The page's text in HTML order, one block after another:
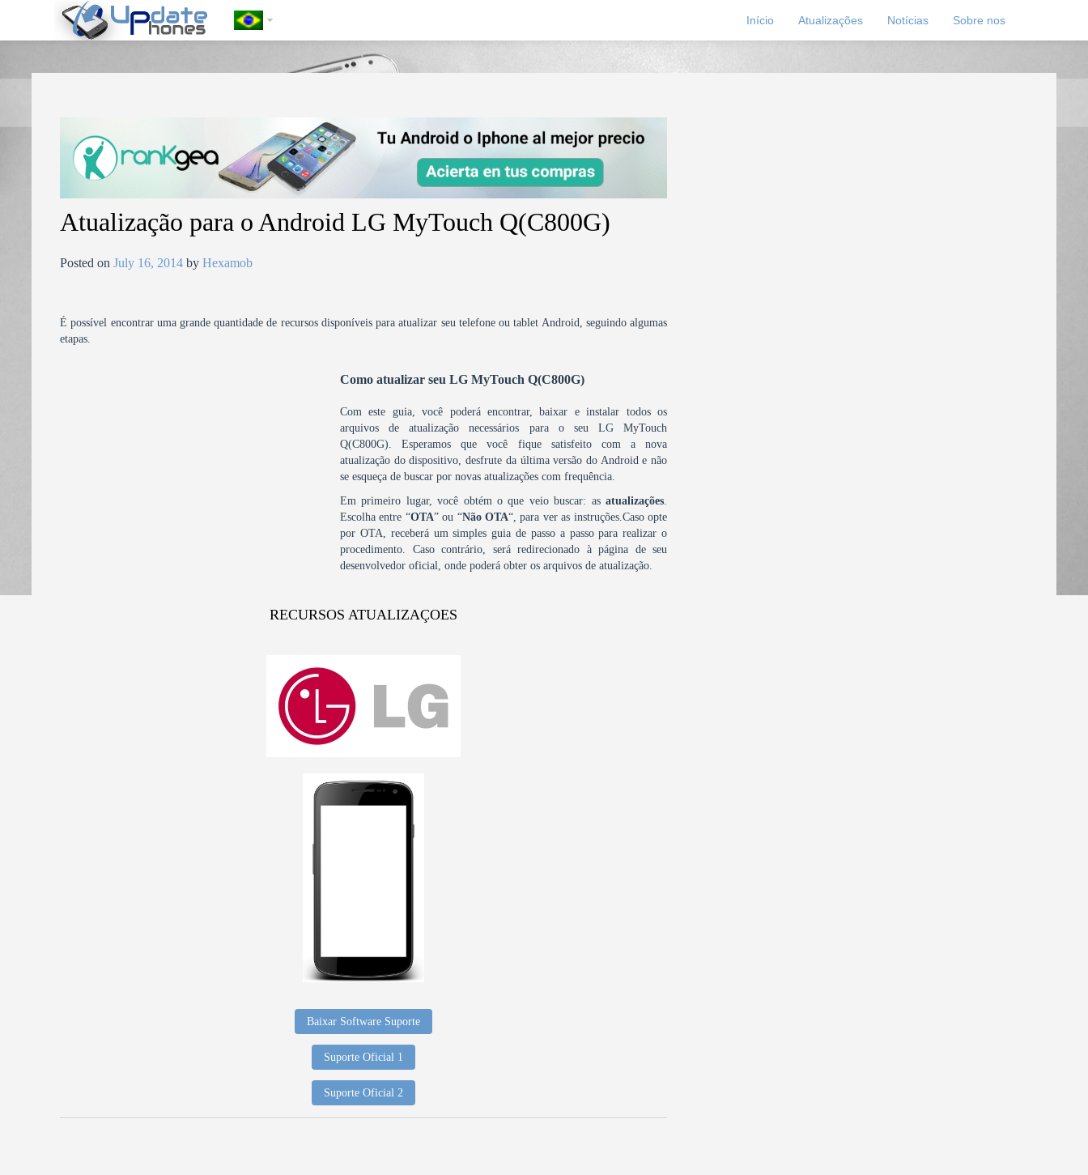
https://update-phones.com/pt-br/atualizacao-para-o-android-lg-mytouch-qc800g/
Início Atualizações Notícias Sobre nos
Atualização para o Android LG MyTouch Q(C800G)
Posted onJuly 16, 2014 byHexamob
É possível encontrar uma grande quantidade de recursos disponíveis para atualizar seu telefone ou tablet Android, seguindo algumas
etapas.
Como atualizar seu LG MyTouch Q(C800G)
Com este guia, você poderá encontrar, baixar e instalar todos os
arquivos de atualização necessários para o seu LG MyTouch
Q(C800G). Esperamos que você fique satisfeito com a nova
atualização do dispositivo, desfrute da última versão do Android e não
se esqueça de buscar por novas atualizações com frequência.
Em primeiro lugar, você obtém o que veio buscar: asatualizações.
Escolha entre “OTA” ou “Não OTA“, para ver as instruções.Caso opte
por OTA, receberá um simples guia de passo a passo para realizar o
procedimento. Caso contrário, será redirecionado à página de seu
desenvolvedor oficial, onde poderá obter os arquivos de atualização.
RECURSOS ATUALIZAÇOES
Baixar Software Suporte
Suporte Oficial 1
Suporte Oficial 2